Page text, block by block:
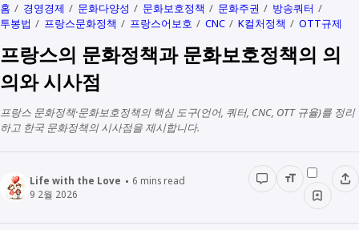
자본과 예산
정치와행정
다문화
경영경제
전래동화
책리뷰
홈 경영경제 문화다양성 문화보호정책 문화주권
방송쿼터
투봉법
프랑스문화정책 프랑스어보호 CNC K컬처정책 OTT규제
프랑스의 문화정책과 문화보호정책의 의
의와 시사점
프랑스 문화정책·문화보호정책의 핵심 도구(언어, 쿼터, CNC, OTT 규율)를 정리
하고 한국 문화정책의 시사점을 제시합니다.
Life with the Love 6 mins read
9 2월 2026